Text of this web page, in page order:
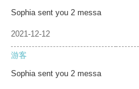
Sophia sent you 2 messa
2021-12-12
游客
Sophia sent you 2 messa